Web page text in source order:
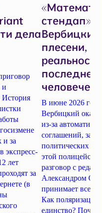
дела
и
История
и за
экспресс-
лет
за
(в
стендап».
плесени,
В июне 2026
Вербицкий
из-за
соглашений,
политических
этой
разговор с
Александром
принимает все
Как поляризация
единство?